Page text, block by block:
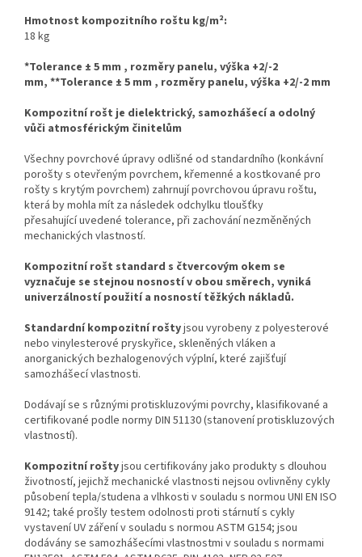
Hmotnost kompozitního roštu kg/m²:
18 kg
*Tolerance ± 5 mm , rozměry panelu, výška +2/-2
mm, **Tolerance ± 5 mm , rozměry panelu, výška +2/-2 mm
Kompozitní rošt je dielektrický, samozhášecí a odolný
vůči atmosférickým činitelům
Všechny povrchové úpravy odlišné od standardního (konkávní
porošty s otevřeným povrchem, křemenné a kostkované pro
roštys krytým povrchem) zahrnují povrchovou úpravu roštu,
která by mohla mít za následek odchylku tloušťky
přesahujícíuvedené tolerance, při zachování nezměněných
mechanických vlastností.
Kompozitní rošt standard s čtvercovým okem se
vyznačuje se stejnou nosností v obou směrech, vyniká
univerzálností použití a nosností těžkých nákladů.
Standardní kompozitní roštyjsou vyrobeny z polyesterové
nebo vinylesterové pryskyřice, skleněných vláken a
anorganických bezhalogenových výplní, které zajišťují
samozhášecí vlastnosti.
Dodávají se s různými protiskluzovými povrchy, klasifikované a
certifikované podle normy DIN 51130 (stanovení protiskluzových
vlastností).
Kompozitní roštyjsou certifikovány jako produkty s dlouhou
životností, jejichž mechanické vlastnosti nejsou ovlivněny cykly
působení tepla/studena a vlhkosti v souladu s normou UNI EN ISO
9142; také prošly testem odolnosti proti stárnutí s cykly
vystavení UV zářenív souladu s normou ASTM G154; jsou
dodávány se samozhášecími vlastnostmi v souladu s normami